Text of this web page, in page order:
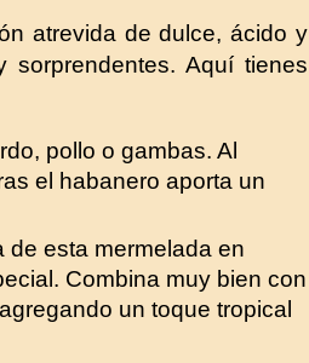
atrevida de dulce, ácido y
sorprendentes. Aquí tienes
pollo o gambas. Al
el habanero aporta un
de esta mermelada en
Combina muy bien con
un toque tropical